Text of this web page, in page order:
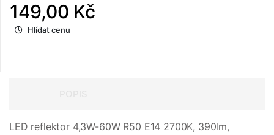
149,00 Kč
Hlídat cenu
LED reflektor 4,3W-60W R50 E14 2700K, 390lm,